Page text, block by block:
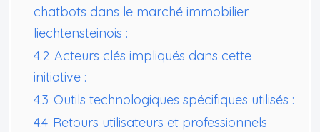
chatbots dans le marché immobilier
liechtensteinois :
4.2 Acteurs clés impliqués dans cette
initiative :
4.3 Outils technologiques spécifiques utilisés :
4.4 Retours utilisateurs et professionnels